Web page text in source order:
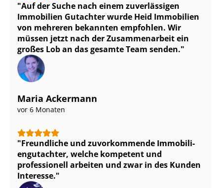
Auf der Suche nach einem zuverlässigen
Immobilien Gutachter wurde Heid Immobilien
von mehreren bekannten empfohlen. Wir
müssen jetzt nach der Zusammenarbeit ein
großes Lob an das gesamte Team senden.
Maria Ackermann
vor 6 Monaten
Freundliche und zuvorkommende Im­mo­bi­li­
en­gut­ach­ter, welche kompetent und
professionell arbeiten und zwar in des Kunden
Interesse.